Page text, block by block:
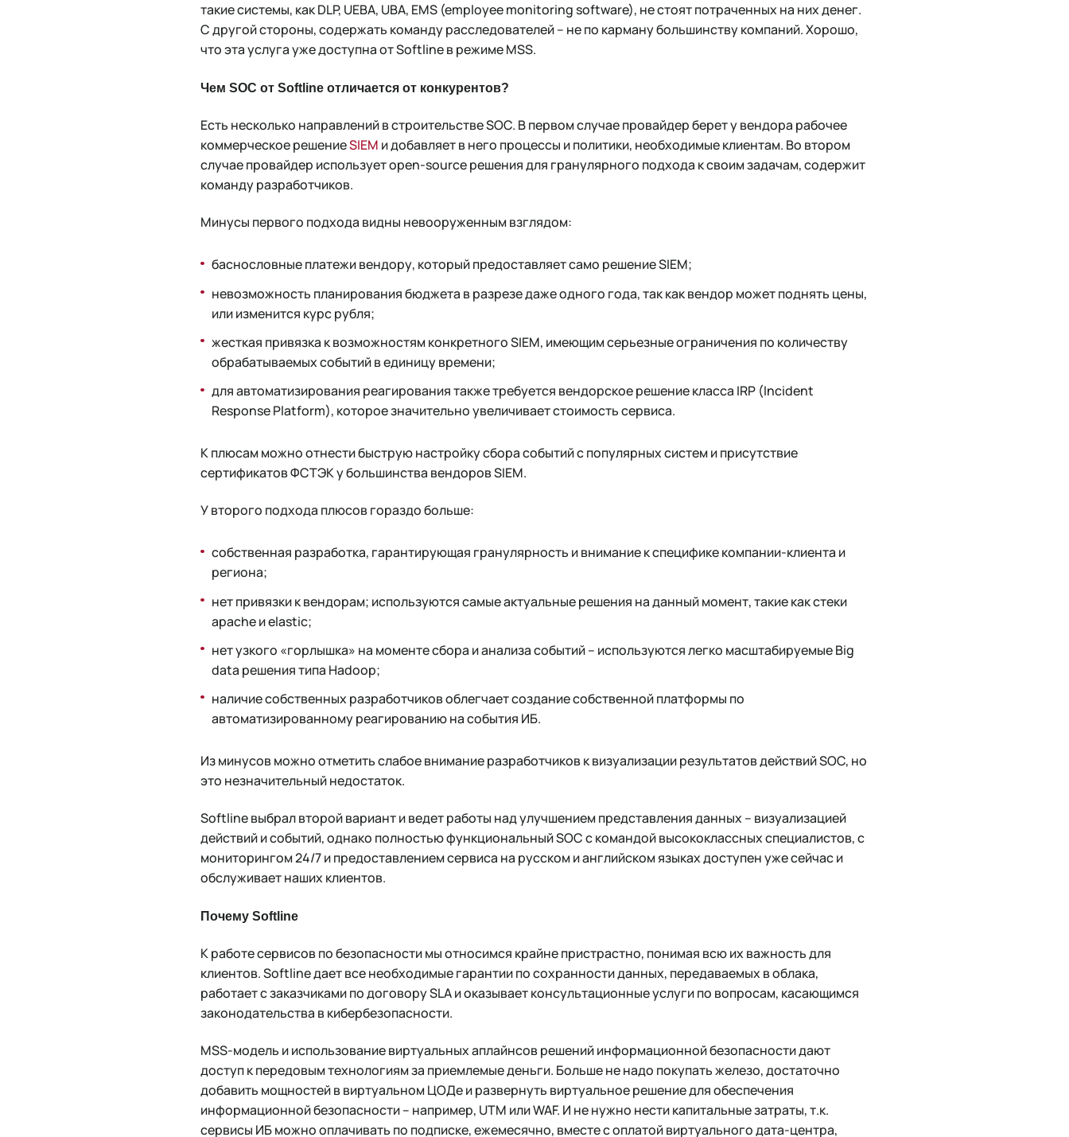
такие системы, как DLP, UEBA, UBA, EMS (employee monitoring software), не стоят потраченных на них денег.
С другой стороны, содержать команду расследователей – не по карману большинству компаний. Хорошо,
что эта услуга уже доступна от Softline в режиме MSS.
Чем SOC от Softline отличается от конкурентов?
Есть несколько направлений в строительстве SOC. В первом случае провайдер берет у вендора рабочее
коммерческое решениеSIEM и добавляет в него процессы и политики, необходимые клиентам. Во втором
случае провайдер использует open-source решения для гранулярного подхода к своим задачам, содержит
команду разработчиков.
Минусы первого подхода видны невооруженным взглядом:
баснословные платежи вендору, который предоставляет само решение SIEM;
невозможность планирования бюджета в разрезе даже одного года, так как вендор может поднять цены,
или изменится курс рубля;
жесткая привязка к возможностям конкретного SIEM, имеющим серьезные ограничения по количеству
обрабатываемых событий в единицу времени;
для автоматизирования реагирования также требуется вендорское решение класса IRP (Incident
Response Platform), которое значительно увеличивает стоимость сервиса.
К плюсам можно отнести быструю настройку сбора событий с популярных систем и присутствие
сертификатов ФСТЭК у большинства вендоров SIEM.
У второго подхода плюсов гораздо больше:
собственная разработка, гарантирующая гранулярность и внимание к специфике компании-клиента и
региона;
нет привязки к вендорам; используются самые актуальные решения на данный момент, такие как стеки
apache и elastic;
нет узкого «горлышка» на моменте сбора и анализа событий – используются легко масштабируемые Big
data решения типа Hadoop;
наличие собственных разработчиков облегчает создание собственной платформы по
автоматизированному реагированию на события ИБ.
Из минусов можно отметить слабое внимание разработчиков к визуализации результатов действий SOC, но
это незначительный недостаток.
Softline выбрал второй вариант и ведет работы над улучшением представления данных – визуализацией
действий и событий, однако полностью функциональный SOC с командой высококлассных специалистов, с
мониторингом 24/7 и предоставлением сервиса на русском и английском языках доступен уже сейчас и
обслуживает наших клиентов.
Почему Softline
К работе сервисов по безопасности мы относимся крайне пристрастно, понимая всю их важность для
клиентов. Softline дает все необходимые гарантии по сохранности данных, передаваемых в облака,
работает с заказчиками по договору SLA и оказывает консультационные услуги по вопросам, касающимся
законодательства в кибербезопасности.
MSS-модель и использование виртуальных аплайнсов решений информационной безопасности дают
доступ к передовым технологиям за приемлемые деньги. Больше не надо покупать железо, достаточно
добавить мощностей в виртуальном ЦОДе и развернуть виртуальное решение для обеспечения
информационной безопасности – например, UTM или WAF. И не нужно нести капитальные затраты, т.к.
сервисы ИБ можно оплачивать по подписке, ежемесячно, вместе с оплатой виртуального дата-центра,